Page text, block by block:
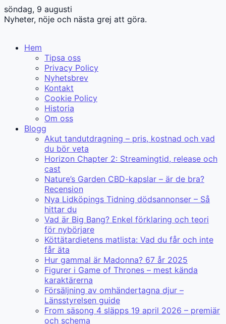
söndag, 9 augusti
Nyheter, nöje och nästa grej att göra.
Hem
Tipsa oss
Privacy Policy
Nyhetsbrev
Kontakt
Cookie Policy
Historia
Om oss
Blogg
Akut tandutdragning – pris, kostnad och vad
du bör veta
Horizon Chapter 2: Streamingtid, release och
cast
Nature’s Garden CBD-kapslar – är de bra?
Recension
Nya Lidköpings Tidning dödsannonser – Så
hittar du
Vad är Big Bang? Enkel förklaring och teori
för nybörjare
Köttätardietens matlista: Vad du får och inte
får äta
Hur gammal är Madonna? 67 år 2025
Figurer i Game of Thrones – mest kända
karaktärerna
Försäljning av omhändertagna djur –
Länsstyrelsen guide
From säsong 4 släpps 19 april 2026 – premiär
och schema